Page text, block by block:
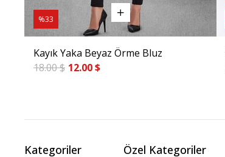
Kayık Yaka Beyaz Örme Bluz
12.00 $
18.00 $
%33
Kategoriler Özel Kategoriler